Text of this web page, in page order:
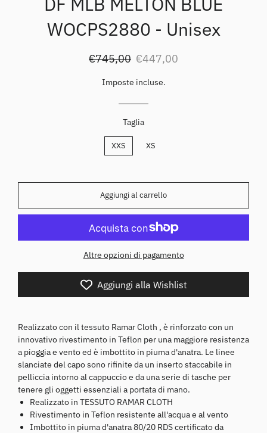
WOCPS2880 - Unisex
Prezzo
listino
€745,00 Prezzo
€447,00
Imposte incluse.
Taglia
XXS XS
Aggiungi al carrello
Altre opzioni di pagamento
Aggiungi alla Wishlist
Realizzato con il tessuto Ramar Cloth , è rinforzato con un
innovativo rivestimento in Teflon per una maggiore resistenza
a pioggia e vento ed è imbottito in piuma d'anatra. Le linee
slanciate del capo sono rifinite da un inserto staccabile in
pelliccia intorno al cappuccio e da una serie di tasche per
tenere gli oggetti essenziali a portata di mano.
Realizzato in TESSUTO RAMAR CLOTH
Rivestimento in Teflon resistente all'acqua e al vento
Imbottito in piuma d'anatra 80/20 RDS certificato da